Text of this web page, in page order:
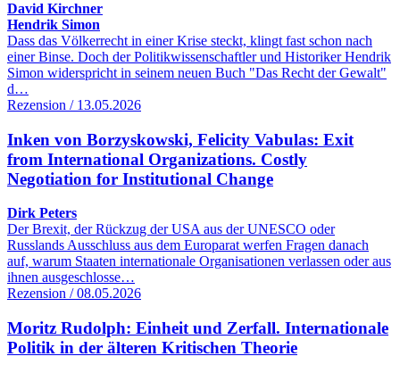
David Kirchner
Hendrik Simon
Dass das Völkerrecht in einer Krise steckt, klingt fast schon nach
einer Binse. Doch der Politikwissenschaftler und Historiker Hendrik
Simon widerspricht in seinem neuen Buch "Das Recht der Gewalt"
d…
Rezension / 13.05.2026
Inken von Borzyskowski, Felicity Vabulas: Exit
from International Organizations. Costly
Negotiation for Institutional Change
Dirk Peters
Der Brexit, der Rückzug der USA aus der UNESCO oder
Russlands Ausschluss aus dem Europarat werfen Fragen danach
auf, warum Staaten internationale Organisationen verlassen oder aus
ihnen ausgeschlosse…
Rezension / 08.05.2026
Moritz Rudolph: Einheit und Zerfall. Internationale
Politik in der älteren Kritischen Theorie